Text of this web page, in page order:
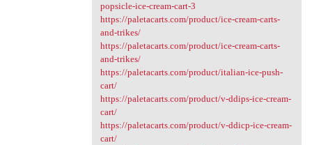
popsicle-ice-cream-cart-3
https://paletacarts.com/product/ice-cream-carts-
and-trikes/
https://paletacarts.com/product/ice-cream-carts-
and-trikes/
https://paletacarts.com/product/italian-ice-push-
cart/
https://paletacarts.com/product/v-ddips-ice-cream-
cart/
https://paletacarts.com/product/v-ddicp-ice-cream-
cart/